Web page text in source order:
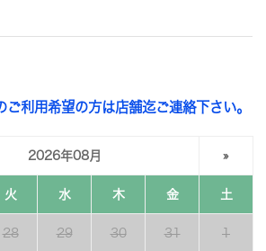
利用希望の方は店舗迄ご連絡下さい。
2026年08月 »
火 水 木 金 土
28 29 30 31 1